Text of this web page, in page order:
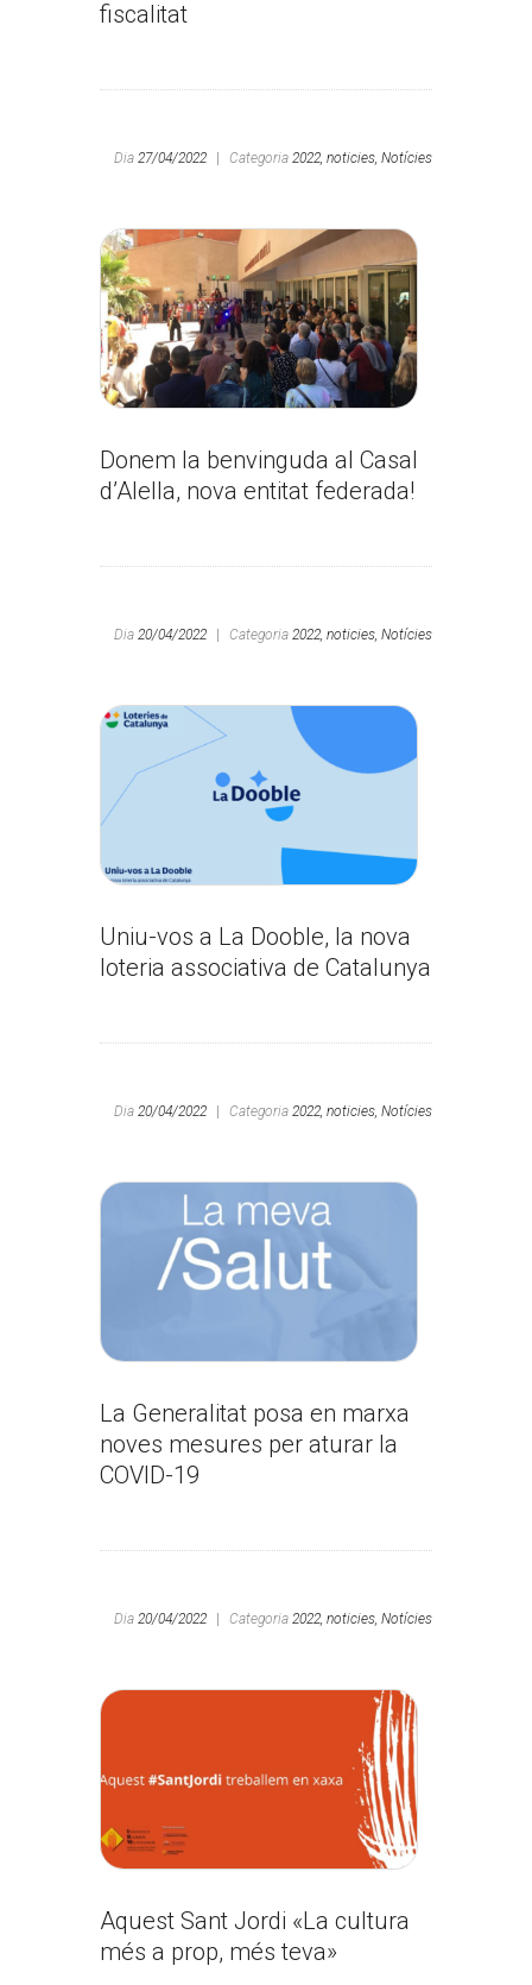
fiscalitat
Dia 27/04/2022 Categoria 2022, noticies, Notícies
Donem la benvinguda al Casal
d’Alella, nova entitat federada!
Dia 20/04/2022 Categoria 2022, noticies, Notícies
Uniu-vos a La Dooble, la nova
loteria associativa de Catalunya
Dia 20/04/2022 | Categoria 2022, noticies, Notícies
La Generalitat posa en marxa
noves mesures per aturar la
COVID-19
Dia 20/04/2022 | Categoria 2022, noticies, Notícies
Aquest Sant Jordi «La cultura
més a prop, més teva»